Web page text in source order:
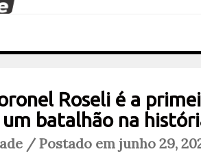
Roseli é a
batalhão na
/ Postado em junho 29,